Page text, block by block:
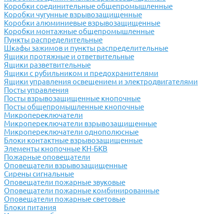
Коробки соединительные общепромышленные
Коробки чугунные взрывозащищенные
Коробки алюминиевые взрывозащищенные
Коробки монтажные общепромышленные
Пункты распределительные
Шкафы зажимов и пункты распределительные
Ящики протяжные и ответвительные
Ящики разветвительные
Ящики с рубильником и предохранителями
Ящики управления освещением и электродвигателями
Посты управления
Посты взрывозащищенные кнопочные
Посты общепромышленные кнопочные
Микропереключатели
Микропереключатели взрывозащищенные
Микропереключатели однополюсные
Блоки контактные взрывозащищенные
Элементы кнопочные КН-БКВ
Пожарные оповещатели
Оповещатели взрывозащищенные
Сирены сигнальные
Оповещатели пожарные звуковые
Оповещатели пожарные комбинированные
Оповещатели пожарные световые
Блоки питания